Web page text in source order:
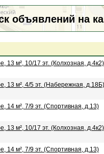
объявлений на
13 м², 10/17 эт. (Колхозная, д.4к2)
13 м², 4/5 эт. (Набережная, д.18Б)
14 м², 7/9 эт. (Спортивная, д.13)
13 м², 10/17 эт. (Колхозная, д.4к2)
14 м², 7/9 эт. (Спортивная, д.13)